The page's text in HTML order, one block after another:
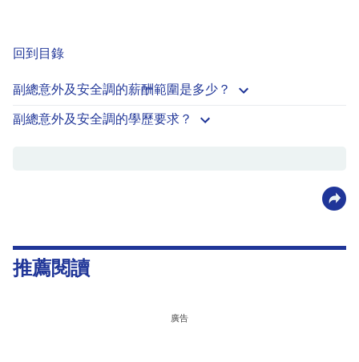
回到目錄
副總意外及安全調的薪酬範圍是多少？
副總意外及安全調的學歷要求？
推薦閱讀
廣告